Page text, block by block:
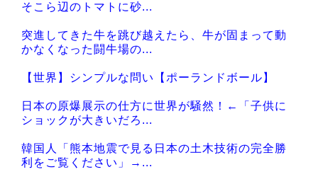
そこら辺のトマトに砂...
突進してきた牛を跳び越えたら、牛が固まって動
かなくなった闘牛場の...
【世界】シンプルな問い【ポーランドボール】
日本の原爆展示の仕方に世界が騒然！←「子供に
ショックが大きいだろ...
韓国人「熊本地震で見る日本の土木技術の完全勝
利をご覧ください」→...